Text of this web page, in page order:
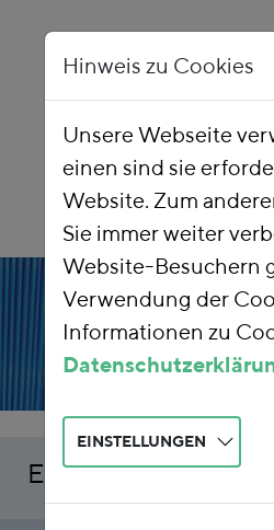
Energiepreisbericht
Hinweis zu Cookies
Unsere Webseite
einen sind sie
Website. Zum
Sie immer weiter
Website-Besuchern
Verwendung der
Informationen zu
EINSTELLUNGEN